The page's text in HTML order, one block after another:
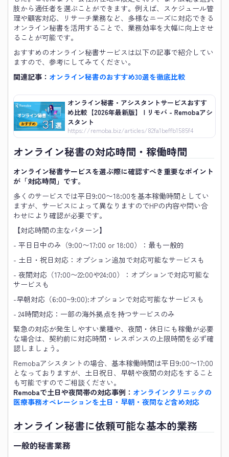
肢から適任者を選ぶことができます。例えば、スケジュール管
理や顧客対応、リサーチ業務など、多様なニーズに対応できる
オンライン秘書を活用することで、業務効率を大幅に向上させ
ることが可能です。
おすすめのオンライン秘書サービスは以下の記事で紹介してい
ますので、参考にしてみてください。
関連記事： オンライン秘書のおすすめ30選を徹底比較
オンライン秘書・アシスタントサービスおすす
め比較【2026年最新版】 | リモバ - Remobaアシ
スタント
https://remoba.biz/articles/82fa1beffb1585f4
オンライン秘書の対応時間・稼働時間
オンライン秘書サービスを選ぶ際に確認すべき重要なポイント
が「対応時間」です。
多くのサービスでは平日9:00〜18:00を基本稼働時間としてい
ますが、サービスによって異なりますのでHPの内容や問い合
わせにより確認が必要です。
【対応時間の主なパターン】
- 平日日中のみ（9:00〜17:00 or 18:00）：最も一般的
- 土日・祝日対応：オプション追加で対応可能なサービスも
- 夜間対応（17:00〜22:00や24:00）：オプションで対応可能な
サービスも
-早朝対応（6:00~9:00):オプションで対応可能なサービスも
- 24時間対応：一部の海外拠点を持つサービスのみ
緊急の対応が発生しやすい業種や、夜間・休日にも稼働が必要
な場合は、契約前に対応時間・レスポンスの上限時間を必ず確
認しましょう。
Remobaアシスタントの場合、基本稼働時間は平日9:00〜17:00
となっておりますが、土日祝日、早朝や夜間の対応をすること
も可能ですのでご相談ください。
Remobaで土日や夜間帯の対応事例： オンラインクリニックの
医療事務オペレーションを土日・早朝・夜間など含め対応
オンライン秘書に依頼可能な基本的業務
一般的秘書業務